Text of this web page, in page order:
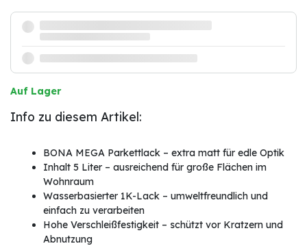
Auf Lager
Info zu diesem Artikel:
BONA MEGA Parkettlack – extra matt für edle Optik
Inhalt 5 Liter – ausreichend für große Flächen im
Wohnraum
Wasserbasierter 1K-Lack – umweltfreundlich und
einfach zu verarbeiten
Hohe Verschleißfestigkeit – schützt vor Kratzern und
Abnutzung